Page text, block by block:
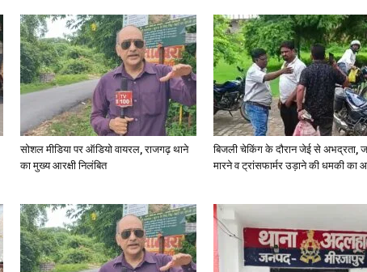
सोशल मीडिया पर ऑडियो वायरल, राजगढ़ थाने
का मुख्य आरक्षी निलंबित
बिजली चेकिंग के दौरान जेई से अभद्रता,
मारने व ट्रांसफार्मर उड़ाने की धमकी का